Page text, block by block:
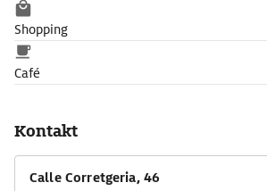
Shopping
Café
Kontakt
Calle Corretgeria, 46